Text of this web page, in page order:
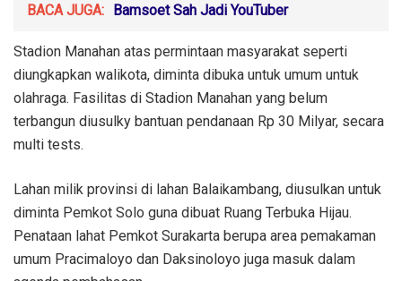
BACA JUGA: Bamsoet Sah Jadi YouTuber
Stadion Manahan atas permintaan masyarakat seperti
diungkapkan walikota, diminta dibuka untuk umum untuk
olahraga. Fasilitas di Stadion Manahan yang belum
terbangun diusulky bantuan pendanaan Rp 30 Milyar, secara
multi tests.
Lahan milik provinsi di lahan Balaikambang, diusulkan untuk
diminta Pemkot Solo guna dibuat Ruang Terbuka Hijau.
Penataan lahat Pemkot Surakarta berupa area pemakaman
umum Pracimaloyo dan Daksinoloyo juga masuk dalam